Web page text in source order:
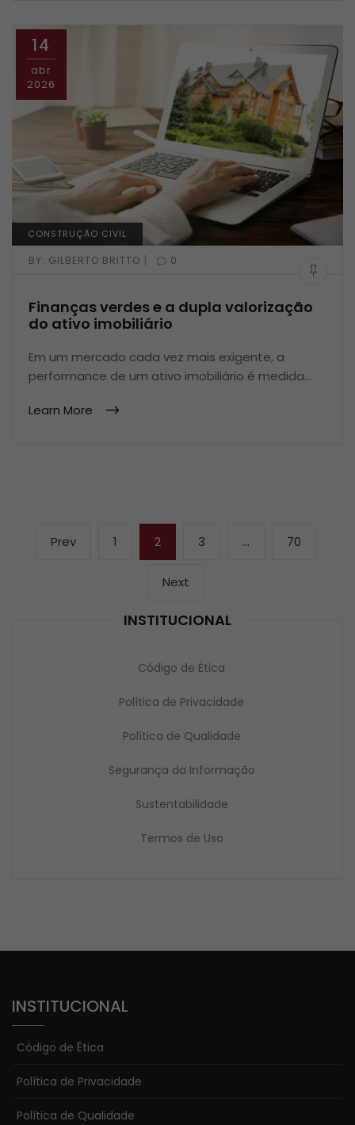
14
abr
2026
CONSTRUÇÃO CIVIL
BY: GILBERTO BRITTO | 0
Finanças verdes e a dupla valorização
do ativo imobiliário
Em um mercado cada vez mais exigente, a
performance de um ativo imobiliário é medida…
Learn More
Navegação
PrevPreviousPage
1 Page
2 Page
3 … Page
70
NextNext
INSTITUCIONAL
Código de Ética
Política de Privacidade
Política de Qualidade
Segurança da Informação
Sustentabilidade
Termos de Uso
INSTITUCIONAL
Código de Ética
Política de Privacidade
Política de Qualidade